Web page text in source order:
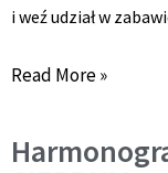
i weź udział w
Read More »